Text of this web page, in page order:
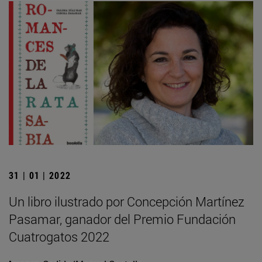
31 | 01 | 2022
Un libro ilustrado por Concepción Martínez
Pasamar, ganador del Premio Fundación
Cuatrogatos 2022